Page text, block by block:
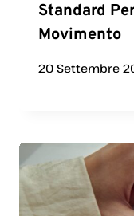
Standard
Movimento
20 Settembre